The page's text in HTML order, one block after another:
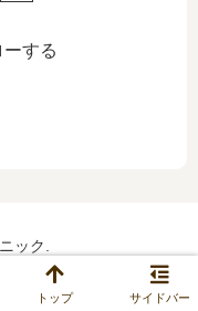
する
ック.
トップ サイドバー